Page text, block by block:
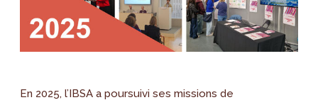
En 2025, l’IBSA a poursuivi ses missions de